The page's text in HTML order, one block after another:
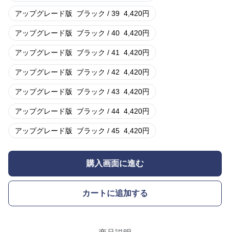
アップグレード版 ブラック / 39 4,420円
アップグレード版 ブラック / 40 4,420円
アップグレード版 ブラック / 41 4,420円
アップグレード版 ブラック / 42 4,420円
アップグレード版 ブラック / 43 4,420円
アップグレード版 ブラック / 44 4,420円
アップグレード版 ブラック / 45 4,420円
購入画面に進む
カートに追加する